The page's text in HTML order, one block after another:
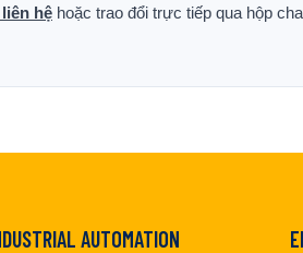
hệ hoặc trao đổi trực tiếp qua hộp
AUTOMATION